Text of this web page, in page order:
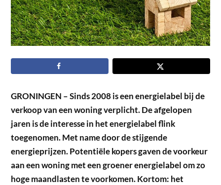
GRONINGEN – Sinds 2008 is een energielabel bij de
verkoop van een woning verplicht. De afgelopen
jaren is de interesse in het energielabel flink
toegenomen. Met name door de stijgende
energieprijzen. Potentiële kopers gaven de voorkeur
aan een woning met een groener energielabel om zo
hoge maandlasten te voorkomen. Kortom: het